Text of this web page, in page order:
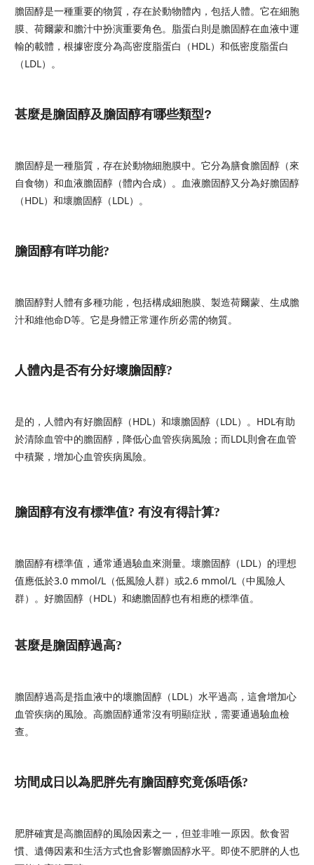
膽固醇是一種重要的物質，存在於動物體內，包括人體。它在細胞
膜、荷爾蒙和膽汁中扮演重要角色。脂蛋白則是膽固醇在血液中運
輸的載體，根據密度分為高密度脂蛋白（HDL）和低密度脂蛋白
（LDL）。
甚麼是膽固醇及膽固醇有哪些類型?
膽固醇是一種脂質，存在於動物細胞膜中。它分為膳食膽固醇（來
自食物）和血液膽固醇（體內合成）。血液膽固醇又分為好膽固醇
（HDL）和壞膽固醇（LDL）。
膽固醇有咩功能?
膽固醇對人體有多種功能，包括構成細胞膜、製造荷爾蒙、生成膽
汁和維他命D等。它是身體正常運作所必需的物質。
人體內是否有分好壞膽固醇?
是的，人體內有好膽固醇（HDL）和壞膽固醇（LDL）。HDL有助
於清除血管中的膽固醇，降低心血管疾病風險；而LDL則會在血管
中積聚，增加心血管疾病風險。
膽固醇有沒有標準值? 有沒有得計算?
膽固醇有標準值，通常通過驗血來測量。壞膽固醇（LDL）的理想
值應低於3.0 mmol/L（低風險人群）或2.6 mmol/L（中風險人
群）。好膽固醇（HDL）和總膽固醇也有相應的標準值。
甚麼是膽固醇過高?
膽固醇過高是指血液中的壞膽固醇（LDL）水平過高，這會增加心
血管疾病的風險。高膽固醇通常沒有明顯症狀，需要通過驗血檢
查。
坊間成日以為肥胖先有膽固醇究竟係唔係?
肥胖確實是高膽固醇的風險因素之一，但並非唯一原因。飲食習
慣、遺傳因素和生活方式也會影響膽固醇水平。即使不肥胖的人也